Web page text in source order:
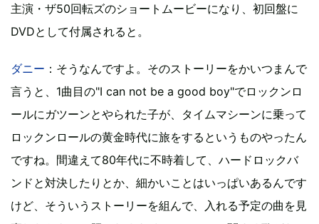
主演・ザ50回転ズのショートムービーになり、初回盤に
DVDとして付属されると。
ダニー ：そうなんですよ。そのストーリーをかいつまんで
言うと、1曲目の"I can not be a good boy"でロックンロ
ールにガツーンとやられた子が、タイムマシーンに乗って
ロックンロールの黄金時代に旅をするというものやったん
ですね。間違えて80年代に不時着して、ハードロックバ
ンドと対決したりとか、細かいことはいっぱいあるんです
けど、そういうストーリーを組んで、入れる予定の曲を見